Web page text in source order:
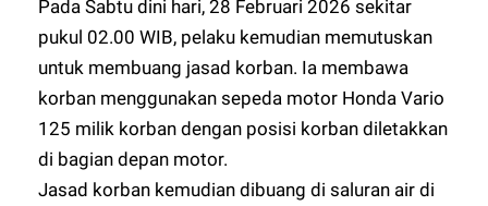
Pada Sabtu dini hari, 28 Februari 2026 sekitar
pukul 02.00 WIB, pelaku kemudian memutuskan
untuk membuang jasad korban. Ia membawa
korban menggunakan sepeda motor Honda Vario
125 milik korban dengan posisi korban diletakkan
di bagian depan motor.
Jasad korban kemudian dibuang di saluran air di